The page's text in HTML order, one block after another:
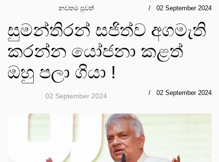
නවතම පුවත් 02 September 2024
සුමන්තිරන් සජිත්ව අගමැති
කරන්න යෝජනා කළත්
ඔහු පලා ගියා !
02 September 2024 02 September 2024